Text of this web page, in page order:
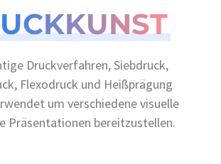
Druckverfahren, Siebdruck,
Flexodruck und Heißprägung
um verschiedene visuelle
Präsentationen bereitzustellen.